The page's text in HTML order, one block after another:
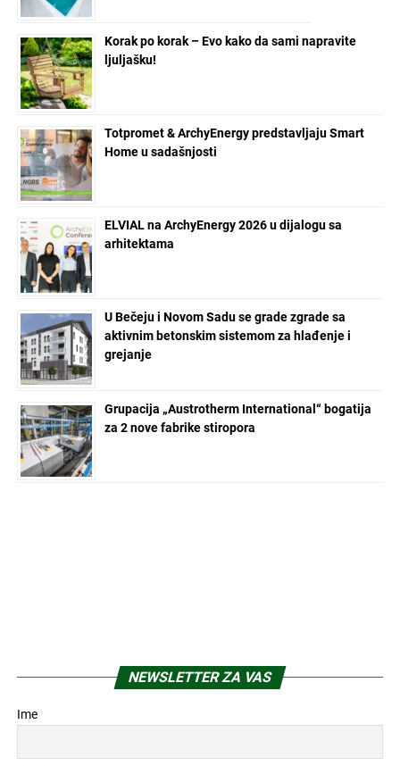
Korak po korak – Evo kako da sami napravite
ljuljašku!
Totpromet & ArchyEnergy predstavljaju Smart
Home u sadašnjosti
ELVIAL na ArchyEnergy 2026 u dijalogu sa
arhitektama
U Bečeju i Novom Sadu se grade zgrade sa
aktivnim betonskim sistemom za hlađenje i
grejanje
Grupacija „Austrotherm International“ bogatija
za 2 nove fabrike stiropora
NEWSLETTER ZA VAS
Ime